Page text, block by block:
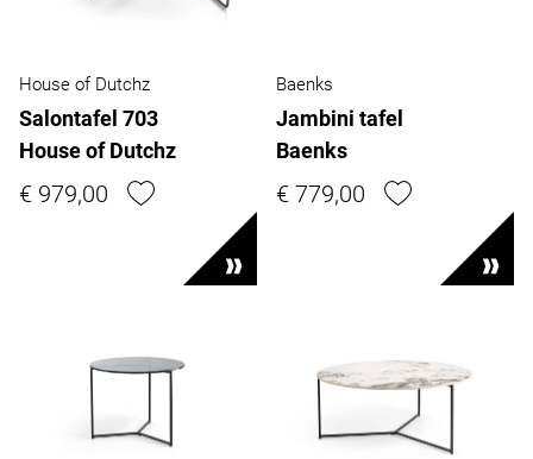
House of Dutchz
Salontafel 703
House of Dutchz
€ 979,00
Baenks
Jambini tafel
Baenks
€ 779,00